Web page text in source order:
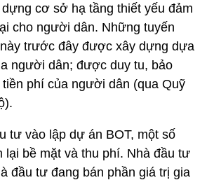
cơ sở hạ tầng thiết yếu đảm
cho người dân. Những tuyến
trước đây được xây dựng dựa
người dân; được duy tu, bảo
phí của người dân (qua Quỹ
tư vào lập dự án BOT, một số
lại bề mặt và thu phí. Nhà đầu tư
đầu tư đang bán phần giá trị gia